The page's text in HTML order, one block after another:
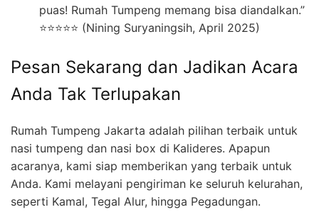
puas! Rumah Tumpeng memang bisa diandalkan.”
⭐⭐⭐⭐⭐ (Nining Suryaningsih, April 2025)
Pesan Sekarang dan Jadikan Acara
Anda Tak Terlupakan
Rumah Tumpeng Jakarta adalah pilihan terbaik untuk
nasi tumpeng dan nasi box di Kalideres. Apapun
acaranya, kami siap memberikan yang terbaik untuk
Anda. Kami melayani pengiriman ke seluruh kelurahan,
seperti Kamal, Tegal Alur, hingga Pegadungan.